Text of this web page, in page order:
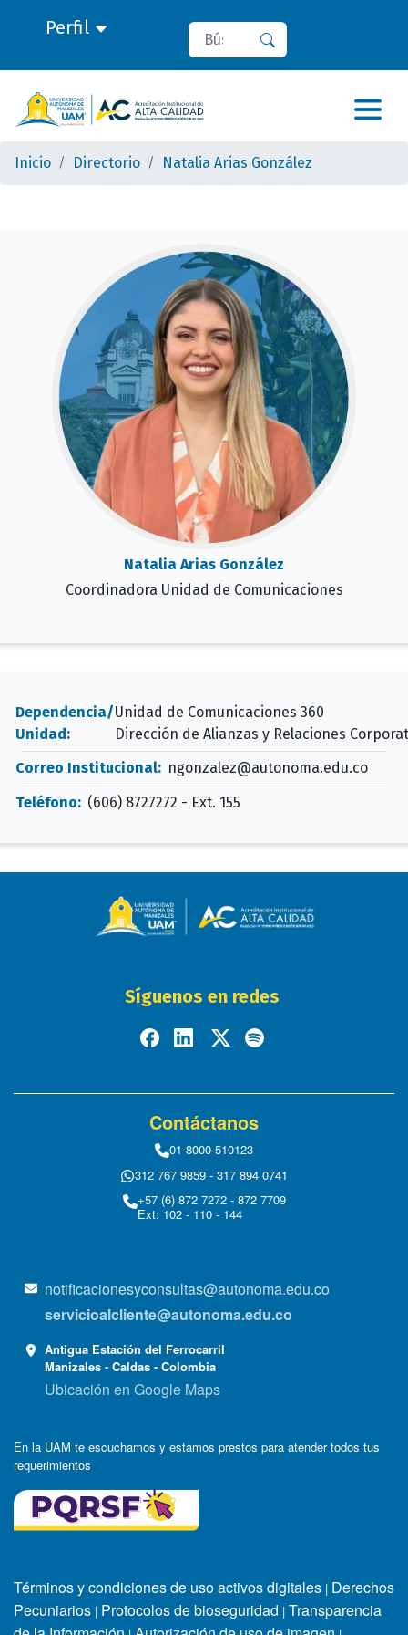
Perfil Buscar
Inicio Directorio Natalia Arias González
Natalia Arias González
Coordinadora Unidad de Comunicaciones
Dependencia/
Unidad:
Unidad de Comunicaciones 360
Dirección de Alianzas y Relaciones
Correo Institucional: ngonzalez@autonoma.edu.co
Teléfono: (606) 8727272 - Ext. 155
Síguenos en redes
Contáctanos
01-8000-510123
312 767 9859 - 317 894 0741
+57 (6) 872 7272 - 872 7709
Ext: 102 - 110 - 144
notificacionesyconsultas@autonoma.edu.co
servicioalcliente@autonoma.edu.co
Antigua Estación del Ferrocarril
Manizales - Caldas - Colombia
Ubicación en Google Maps
En la UAM te escuchamos y estamos prestos para atender todos tus
requerimientos
Términos y condiciones de uso activos digitales | Derechos
Pecuniarios | Protocolos de bioseguridad | Transparencia